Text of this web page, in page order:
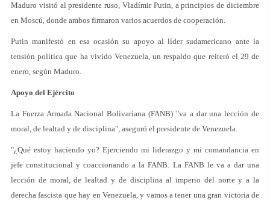
Maduro visitó al presidente ruso, Vladímir Putin, a principios de diciembre
en Moscú, donde ambos firmaron varios acuerdos de cooperación.
Putin manifestó en esa ocasión su apoyo al líder sudamericano ante la
tensión política que ha vivido Venezuela, un respaldo que reiteró el 29 de
enero, según Maduro.
Apoyo del Ejército
La Fuerza Armada Nacional Bolivariana (FANB) "va a dar una lección de
moral, de lealtad y de disciplina", aseguró el presidente de Venezuela.
"¿Qué estoy haciendo yo? Ejerciendo mi liderazgo y mi comandancia en
jefe constitucional y coaccionando a la FANB. La FANB le va a dar una
lección de moral, de lealtad y de disciplina al imperio del norte y a la
derecha fascista que hay en Venezuela, y vamos a tener una gran victoria de